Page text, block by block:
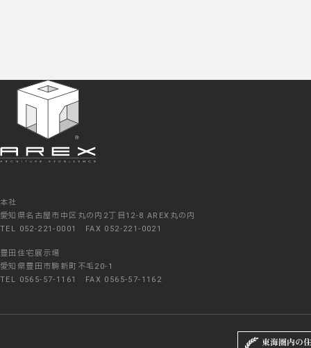
本社
愛知県名古屋市中区丸の内2丁目12-8 AREX丸の内
TEL 052-221-0001 FAX 052-221-0021
豊田住宅展示場
愛知県豊田市駒新町不毛20-1
TEL 0565-57-1161 FAX 0565-57-1162